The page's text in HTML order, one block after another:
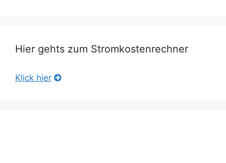
Hier gehts zum Stromkostenrechner
Klick hier